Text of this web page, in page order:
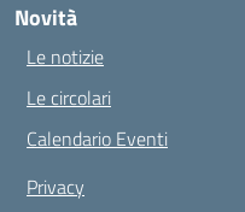
Novità
Le notizie
Le circolari
Calendario Eventi
Privacy